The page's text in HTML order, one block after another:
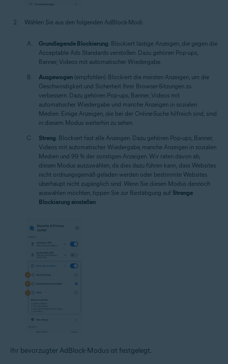
Wählen Sie aus den folgenden AdBlock-Modi:
Grundlegende Blockierung: Blockiert lästige Anzeigen, die gegen die
Acceptable Ads Standards verstoßen. Dazu gehören Pop-ups,
Banner, Videos mit automatischer Wiedergabe.
Ausgewogen (empfohlen): Blockiert die meisten Anzeigen, um die
Geschwindigkeit und Sicherheit Ihrer Browser-Sitzungen zu
verbessern. Dazu gehören Pop-ups, Banner, Videos mit
automatischer Wiedergabe und manche Anzeigen in sozialen
Medien. Einige Anzeigen, die bei der Online-Suche hilfreich sind, sind
in diesem Modus weiterhin zu sehen.
Streng: Blockiert fast alle Anzeigen. Dazu gehören Pop-ups, Banner,
Videos mit automatischer Wiedergabe, manche Anzeigen in sozialen
Medien und 99 % der sonstigen Anzeigen. Wir raten davon ab,
diesen Modus auszuwählen, da dies dazu führen kann, dass Websites
nicht ordnungsgemäß geladen werden oder bestimmte Websites
überhaupt nicht zugänglich sind. Wenn Sie diesen Modus dennoch
auswählen möchten, tippen Sie zur Bestätigung auf Strenge
Blockierung einstellen.
Ihr bevorzugter AdBlock-Modus ist festgelegt.